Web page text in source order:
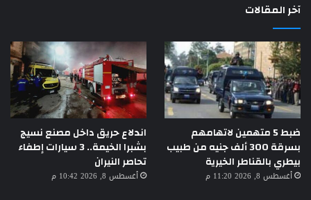
آخر المقالات
ضبط 5 متهمين لاتهامهم
بسرقة 300 ألف جنيه من طبيب
بيطري بالقناطر الخيرية
أغسطس 8, 2026 11:20 م
اندلاع حريق داخل مصنع نسيج
بشبرا الخيمة.. 3 سيارات إطفاء
تحاصر النيران
أغسطس 8, 2026 10:42 م